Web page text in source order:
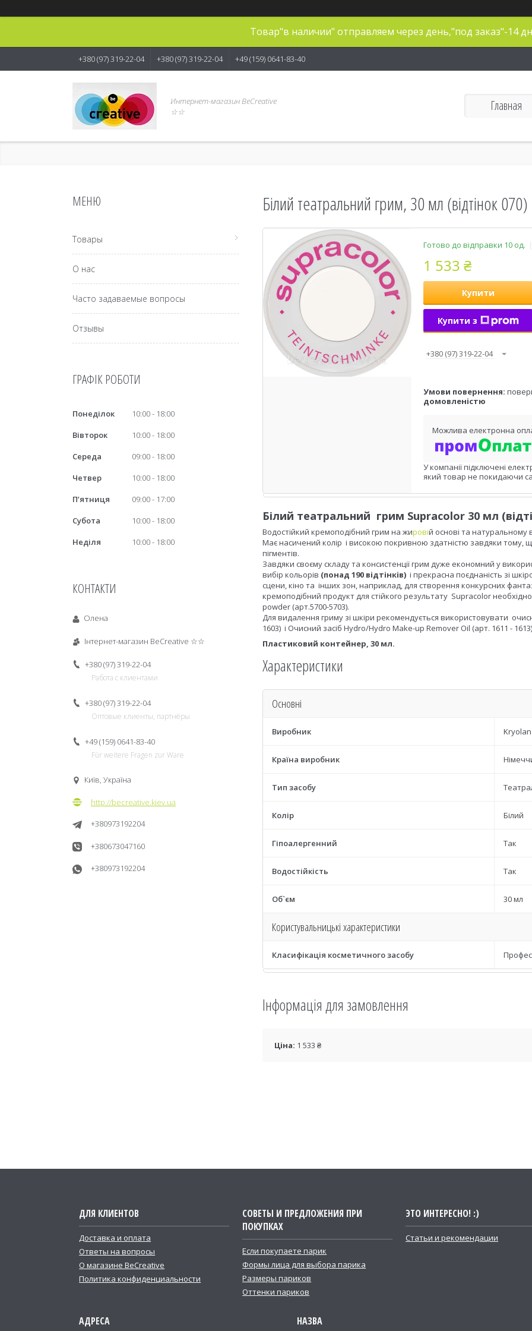
Товар"в наличии" отправляем через день,"под заказ"-14
+380 (97) 319-22-04 +380 (97) 319-22-04 +49 (159) 0641-83-40
Интернет-магазин BeCreative
☆☆
Главная
Білий театральний грим, 30 мл (відтінок 070)
Готово до відправки 10 од.
1 533 ₴
Купити
Купити з
+380 (97) 319-22-04
домовленістю
У компанії підключені
який товар не покидаючи
Білий театральний грим Supracolor 30 мл
Водостійкий кремоподібний грим на жировій основі та натуральному
Має насичений колір і високою покривною здатністю завдяки тому,
пігментів.
Завдяки своєму складу та консистенції грим дуже економний у
вибір кольорів (понад 190 відтінків) і прекрасна поєднаність зі
сцени, кіно та інших зон, наприклад, для створення конкурсних
кремоподібний продукт для стійкого результату Supracolor
powder (арт.5700-5703).
Для видалення гриму зі шкіри рекомендується використовувати
1603) і Очисний засіб Hydro/Hydro Make-up Remover Oil (арт. 1611 -
Пластиковий контейнер, 30 мл.
Характеристики
Основні
Виробник Kryolan
Країна виробник
Тип засобу
Колір Білий
Гіпоалергенний Так
Водостійкість Так
Об`єм 30 мл
Користувальницькі характеристики
Класифікація косметичного засобу
Інформація для замовлення
Ціна: 1 533 ₴
Товары
О нас
Часто задаваемые вопросы
Отзывы
ГРАФІК РОБОТИ
Понеділок 10:00
18:00
Вівторок
10:00
18:00
Середа
09:00
18:00
Четвер
10:00
18:00
Пʼятниця
09:00
17:00
Субота
10:00
18:00
Неділя
10:00 18:00
КОНТАКТИ
Олена
Інтернет-магазин BeCreative ☆☆
+380 (97) 319-22-04
Работа с клиентами
+380 (97) 319-22-04
Оптовые клиенты, партнёры
+49 (159) 0641-83-40
Für weitere Fragen zur Ware
Київ, Україна
http://becreative.kiev.ua
+380973192204
+380673047160
+380973192204
ДЛЯ КЛИЕНТОВ
Доставка и оплата
Ответы на вопросы
О магазине BeCreative
Политика конфиденциальности
СОВЕТЫ И ПРЕДЛОЖЕНИЯ ПРИ
ПОКУПКАХ
Если покупаете парик
Формы лица для выбора парика
Размеры париков
Оттенки париков
ЭТО ИНТЕРЕСНО! :)
Статьи и рекомендации